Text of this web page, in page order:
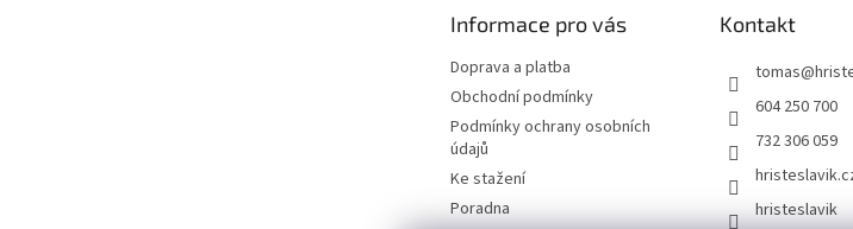
Informace pro vás
Doprava a platba
Obchodní podmínky
Podmínky ochrany osobních
údajů
Ke stažení
Poradna
Kontakt
tomas@
604 250 700
732 306 059
hristeslavik